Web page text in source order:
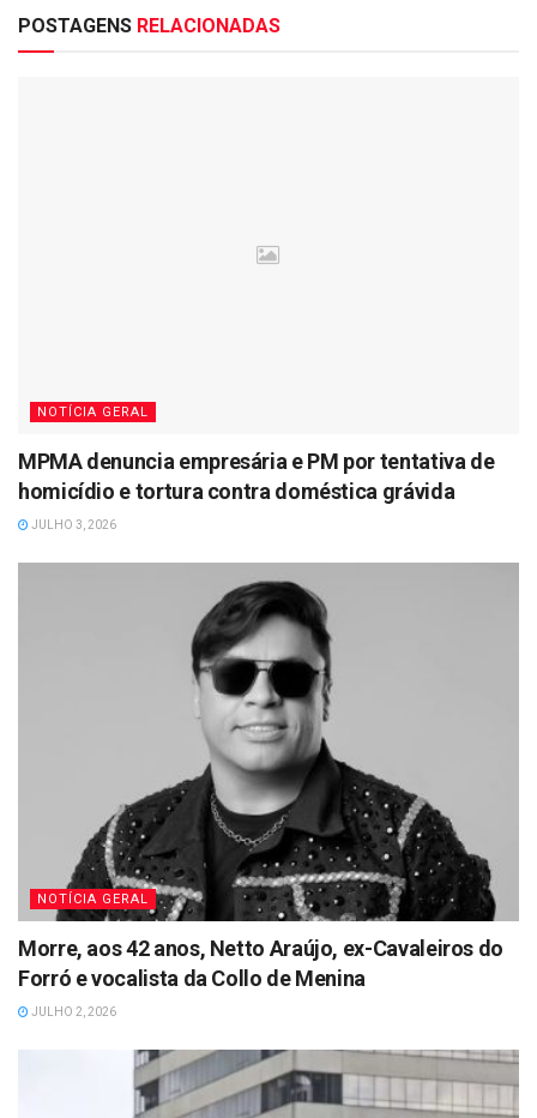
POSTAGENS RELACIONADAS
NOTÍCIA GERAL
MPMA denuncia empresária e PM por tentativa de
homicídio e tortura contra doméstica grávida
JULHO 3, 2026
NOTÍCIA GERAL
Morre, aos 42 anos, Netto Araújo, ex-Cavaleiros do
Forró e vocalista da Collo de Menina
JULHO 2, 2026